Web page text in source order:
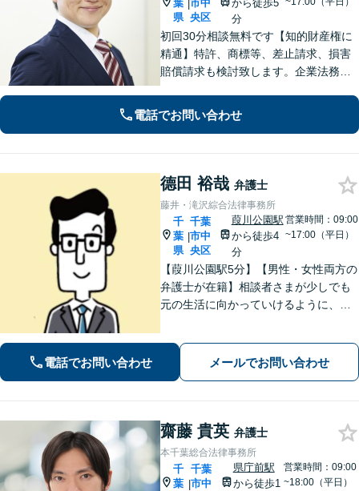
葉
県
|市中
央区
から徒歩5
分
初回30分相談無料です【知的財産権に
精通】特許、商標等、差止請求、損害
賠償請求も検討致します。企業法務・
動産など分野の区別なく、複雑・特殊
な事案でも全力で対応します。千葉県
電話でお問い合わせ
德田 裕哉 弁護士
藤井・滝沢綜合法律事務所
千
葉
県
|
千葉
市中
央区
葭川公園駅
から徒歩4
分
営業時間：09:00
~17:00（平日）
【葭川公園駅5分】【男性・女性両方の
弁護士が在籍】相談者さまが少しでも
元の生活に向かっていけるように、最
で休日・夜間面談可】【完全個室】
電話でお問い合わせ メールでお問い合わせ
齋藤 貴英 弁護士
本千葉総合法律事務所
千
葉 |
千葉
市中
県庁前駅
から徒歩1
営業時間：09:00
~18:00（平日）